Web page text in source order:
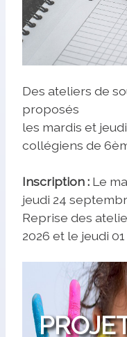
Des ateliers de
proposés
les mardis et
collégiens de
Inscription : Le
jeudi 24
Reprise des
2026 et le jeudi